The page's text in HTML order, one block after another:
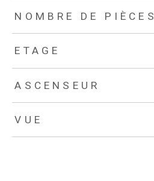
NOMBRE DE PIÈCES
ETAGE
ASCENSEUR
VUE